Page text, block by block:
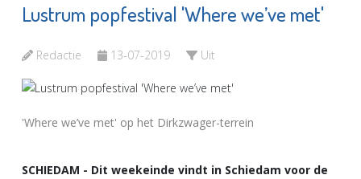
Lustrum popfestival 'Where we’ve met'
Redactie 13-07-2019 Uit
'Where we’ve met' op het Dirkzwager-terrein
SCHIEDAM - Dit weekeinde vindt in Schiedam voor de